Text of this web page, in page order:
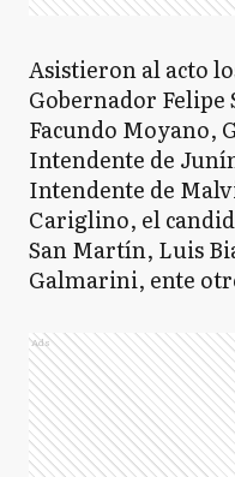
Asistieron al acto
Gobernador Felipe
Facundo Moyano,
Intendente de
Intendente de
Cariglino, el
San Martín, Luis
Galmarini, ente
Ads